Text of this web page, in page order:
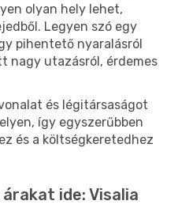
olyan hely lehet,
Legyen szó egy
pihentető nyaralásról
nagy utazásról, érdemes
és légitársaságot
így egyszerűbben
és a költségkeretedhez
ide: Visalia